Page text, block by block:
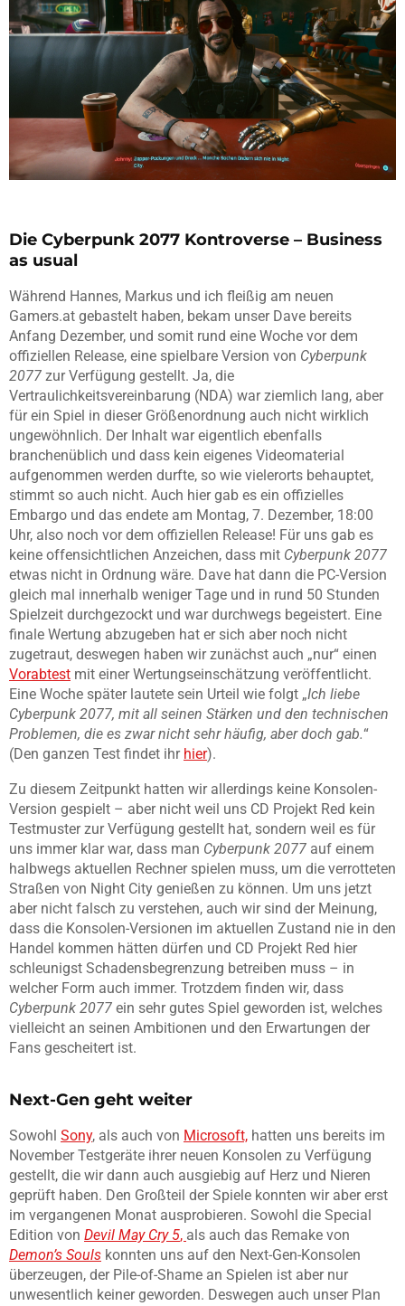
Die Cyberpunk 2077 Kontroverse – Business
as usual
Während Hannes, Markus und ich fleißig am neuen
Gamers.at gebastelt haben, bekam unser Dave bereits
Anfang Dezember, und somit rund eine Woche vor dem
offiziellen Release, eine spielbare Version von Cyberpunk
2077 zur Verfügung gestellt. Ja, die
Vertraulichkeitsvereinbarung (NDA) war ziemlich lang, aber
für ein Spiel in dieser Größenordnung auch nicht wirklich
ungewöhnlich. Der Inhalt war eigentlich ebenfalls
branchenüblich und dass kein eigenes Videomaterial
aufgenommen werden durfte, so wie vielerorts behauptet,
stimmt so auch nicht. Auch hier gab es ein offizielles
Embargo und das endete am Montag, 7. Dezember, 18:00
Uhr, also noch vor dem offiziellen Release! Für uns gab es
keine offensichtlichen Anzeichen, dass mit Cyberpunk 2077
etwas nicht in Ordnung wäre. Dave hat dann die PC-Version
gleich mal innerhalb weniger Tage und in rund 50 Stunden
Spielzeit durchgezockt und war durchwegs begeistert. Eine
finale Wertung abzugeben hat er sich aber noch nicht
zugetraut, deswegen haben wir zunächst auch „nur“ einen
Vorabtest mit einer Wertungseinschätzung veröffentlicht.
Eine Woche später lautete sein Urteil wie folgt „Ich liebe
Cyberpunk 2077, mit all seinen Stärken und den technischen
Problemen, die es zwar nicht sehr häufig, aber doch gab.“
(Den ganzen Test findet ihr hier).
Zu diesem Zeitpunkt hatten wir allerdings keine Konsolen-
Version gespielt – aber nicht weil uns CD Projekt Red kein
Testmuster zur Verfügung gestellt hat, sondern weil es für
uns immer klar war, dass man Cyberpunk 2077 auf einem
halbwegs aktuellen Rechner spielen muss, um die verrotteten
Straßen von Night City genießen zu können. Um uns jetzt
aber nicht falsch zu verstehen, auch wir sind der Meinung,
dass die Konsolen-Versionen im aktuellen Zustand nie in den
Handel kommen hätten dürfen und CD Projekt Red hier
schleunigst Schadensbegrenzung betreiben muss – in
welcher Form auch immer. Trotzdem finden wir, dass
Cyberpunk 2077 ein sehr gutes Spiel geworden ist, welches
vielleicht an seinen Ambitionen und den Erwartungen der
Fans gescheitert ist.
Next-Gen geht weiter
Sowohl Sony, als auch von Microsoft, hatten uns bereits im
November Testgeräte ihrer neuen Konsolen zu Verfügung
gestellt, die wir dann auch ausgiebig auf Herz und Nieren
geprüft haben. Den Großteil der Spiele konnten wir aber erst
im vergangenen Monat ausprobieren. Sowohl die Special
Edition von Devil May Cry 5, als auch das Remake von
Demon’s Souls konnten uns auf den Next-Gen-Konsolen
überzeugen, der Pile-of-Shame an Spielen ist aber nur
unwesentlich keiner geworden. Deswegen auch unser Plan